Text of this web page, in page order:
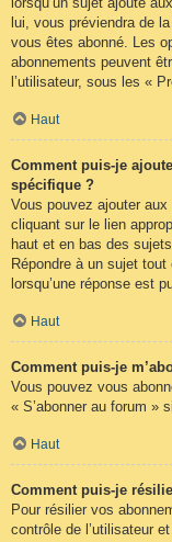
lui, vous préviendra de
vous êtes abonné. Les
abonnements peuvent
l’utilisateur, sous les «
Haut
Comment puis-je
spécifique ?
Vous pouvez ajouter
cliquant sur le lien
haut et en bas des
Répondre à un sujet
lorsqu’une réponse est
Haut
Comment puis-je
Vous pouvez vous
« S’abonner au forum »
Haut
Comment puis-je
Pour résilier vos
contrôle de l’utilisateur